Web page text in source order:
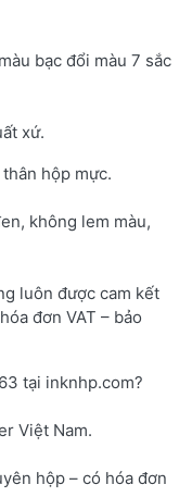
bạc đổi màu 7 sắc
xứ.
hộp mực.
không lem màu,
luôn được cam kết
đơn VAT – bảo
tại inknhp.com?
Việt Nam.
hộp – có hóa đơn